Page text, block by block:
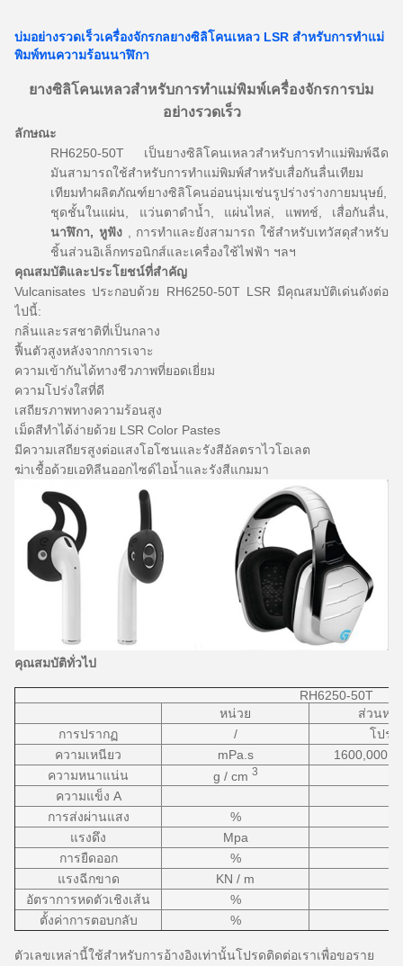
บ่มอย่างรวดเร็วเครื่องจักรกลยางซิลิโคนเหลว LSR สำหรับการทำแม่
พิมพ์ทนความร้อนนาฬิกา
ยางซิลิโคนเหลวสำหรับการทำแม่พิมพ์เครื่องจักรการบ่ม
อย่างรวดเร็ว
ลักษณะ
RH6250-50T เป็นยางซิลิโคนเหลวสำหรับการทำแม่พิมพ์ฉีด
มันสามารถใช้สำหรับการทำแม่พิมพ์สำหรับเสื่อกันลื่นเทียม
เทียมทำผลิตภัณฑ์ยางซิลิโคนอ่อนนุ่มเช่นรูปร่างร่างกายมนุษย์,
ชุดชั้นในแผ่น, แว่นตาดำน้ำ, แผ่นไหล่, แพทช์, เสื่อกันลื่น,
นาฬิกา, หูฟัง, การทำและยังสามารถ ใช้สำหรับเทวัสดุสำหรับ
ชิ้นส่วนอิเล็กทรอนิกส์และเครื่องใช้ไฟฟ้า ฯลฯ
คุณสมบัติและประโยชน์ที่สำคัญ
Vulcanisates ประกอบด้วย RH6250-50T LSR มีคุณสมบัติเด่นดังต่อ
ไปนี้:
กลิ่นและรสชาติที่เป็นกลาง
ฟื้นตัวสูงหลังจากการเจาะ
ความเข้ากันได้ทางชีวภาพที่ยอดเยี่ยม
ความโปร่งใสที่ดี
เสถียรภาพทางความร้อนสูง
เม็ดสีทำได้ง่ายด้วย LSR Color Pastes
มีความเสถียรสูงต่อแสงโอโซนและรังสีอัลตราไวโอเลต
ฆ่าเชื้อด้วยเอทิลีนออกไซด์ไอน้ำและรังสีแกมมา
คุณสมบัติทั่วไป
RH6250-50T
หน่วย
ส่วนหนึ่
การปรากฏ
/
โปร่ง
ความเหนียว
mPa.s
1600,000 -
ความหนาแน่น
g / cm 3
ความแข็ง A
การส่งผ่านแสง
%
แรงดึง
Mpa
การยืดออก
%
แรงฉีกขาด
KN / m
อัตราการหดตัวเชิงเส้น
%
ตั้งค่าการตอบกลับ
%
ตัวเลขเหล่านี้ใช้สำหรับการอ้างอิงเท่านั้นโปรดติดต่อเราเพื่อขอราย